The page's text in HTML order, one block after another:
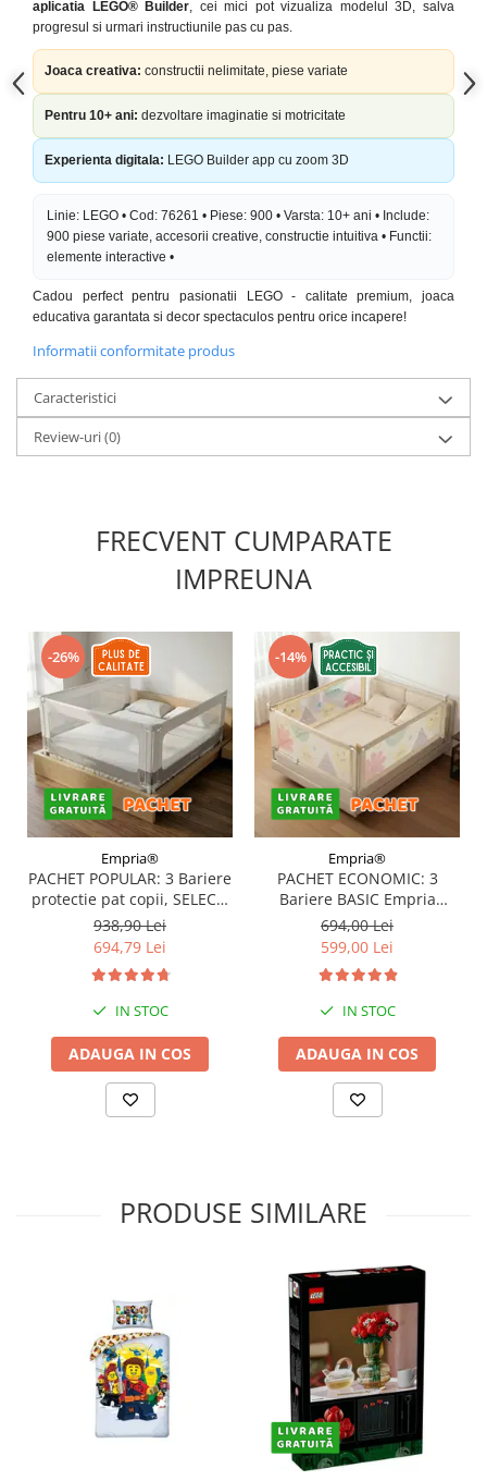
aplicatia LEGO® Builder, cei mici pot vizualiza modelul 3D, salva
progresul si urmari instructiunile pas cu pas.
Joaca creativa: constructii nelimitate, piese variate
Pentru 10+ ani: dezvoltare imaginatie si motricitate
Experienta digitala: LEGO Builder app cu zoom 3D
Linie: LEGO • Cod: 76261 • Piese: 900 • Varsta: 10+ ani • Include:
900 piese variate, accesorii creative, constructie intuitiva • Functii:
elemente interactive •
Cadou perfect pentru pasionatii LEGO - calitate premium, joaca
educativa garantata si decor spectaculos pentru orice incapere!
Informatii conformitate produs
Caracteristici
Review-uri(0)
FRECVENT CUMPARATE
IMPREUNA
-26%
Empria®
PACHET POPULAR: 3 Bariere
protectie pat copii, SELECT,
160x200 cm
938,90 Lei
694,79 Lei
IN STOC
ADAUGA IN COS
-14%
Empria®
PACHET ECONOMIC: 3
Bariere BASIC Empria
protectie pat 160X200 cm +
bara stabilizatoare
694,00 Lei
599,00 Lei
IN STOC
ADAUGA IN COS
PRODUSE SIMILARE